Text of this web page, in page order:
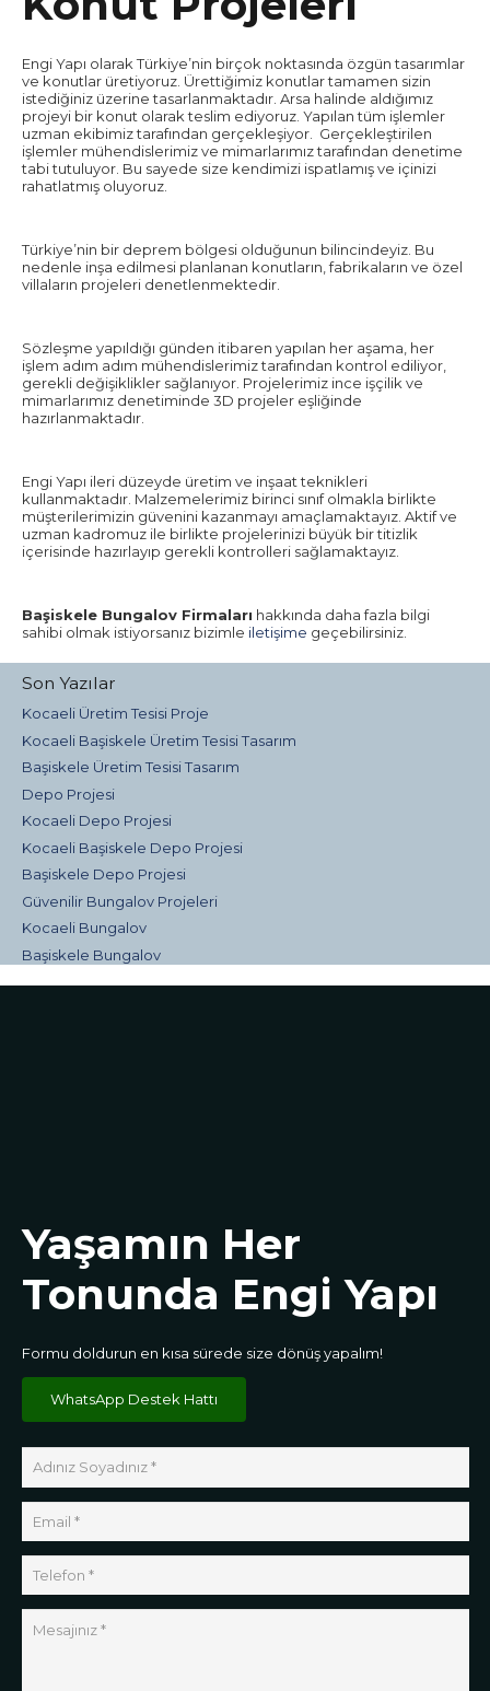
Engi Yapı olarak Türkiye’nin birçok noktasında özgün tasarımlar
ve konutlar üretiyoruz. Ürettiğimiz konutlar tamamen sizin
istediğiniz üzerine tasarlanmaktadır. Arsa halinde aldığımız
projeyi bir konut olarak teslim ediyoruz. Yapılan tüm işlemler
uzman ekibimiz tarafından gerçekleşiyor. Gerçekleştirilen
işlemler mühendislerimiz ve mimarlarımız tarafından denetime
tabi tutuluyor. Bu sayede size kendimizi ispatlamış ve içinizi
rahatlatmış oluyoruz.
Türkiye’nin bir deprem bölgesi olduğunun bilincindeyiz. Bu
nedenle inşa edilmesi planlanan konutların, fabrikaların ve özel
villaların projeleri denetlenmektedir.
Sözleşme yapıldığı günden itibaren yapılan her aşama, her
işlem adım adım mühendislerimiz tarafından kontrol ediliyor,
gerekli değişiklikler sağlanıyor. Projelerimiz ince işçilik ve
mimarlarımız denetiminde 3D projeler eşliğinde
hazırlanmaktadır.
Engi Yapı ileri düzeyde üretim ve inşaat teknikleri
kullanmaktadır. Malzemelerimiz birinci sınıf olmakla birlikte
müşterilerimizin güvenini kazanmayı amaçlamaktayız. Aktif ve
uzman kadromuz ile birlikte projelerinizi büyük bir titizlik
içerisinde hazırlayıp gerekli kontrolleri sağlamaktayız.
Başiskele Bungalov Firmaları hakkında daha fazla bilgi
sahibi olmak istiyorsanız bizimle iletişime geçebilirsiniz.
Son Yazılar
Kocaeli Üretim Tesisi Proje
Kocaeli Başiskele Üretim Tesisi Tasarım
Başiskele Üretim Tesisi Tasarım
Depo Projesi
Kocaeli Depo Projesi
Kocaeli Başiskele Depo Projesi
Başiskele Depo Projesi
Güvenilir Bungalov Projeleri
Kocaeli Bungalov
Başiskele Bungalov
Yaşamın Her
Tonunda Engi Yapı
Formu doldurun en kısa sürede size dönüş yapalım!
WhatsApp Destek Hattı